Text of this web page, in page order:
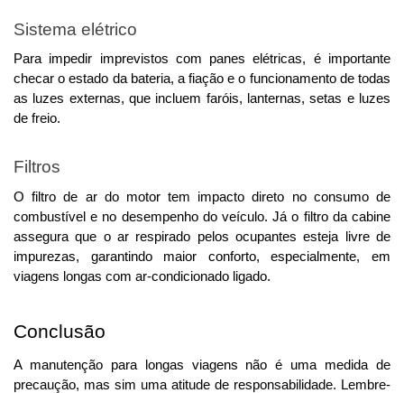
Sistema elétrico
Para impedir imprevistos com panes elétricas, é importante
checar o estado da bateria, a fiação e o funcionamento de todas
as luzes externas, que incluem faróis, lanternas, setas e luzes
de freio.
Filtros
O filtro de ar do motor tem impacto direto no consumo de
combustível e no desempenho do veículo. Já o filtro da cabine
assegura que o ar respirado pelos ocupantes esteja livre de
impurezas, garantindo maior conforto, especialmente, em
viagens longas com ar-condicionado ligado.
Conclusão
A manutenção para longas viagens não é uma medida de
precaução, mas sim uma atitude de responsabilidade. Lembre-